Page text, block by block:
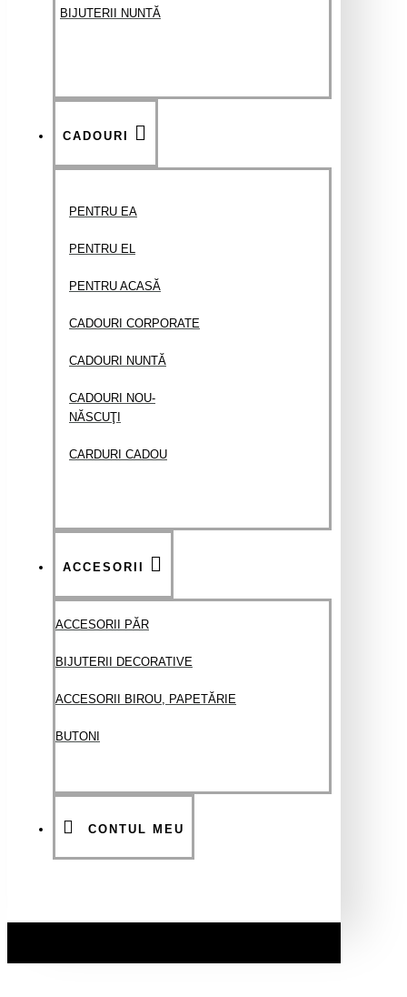
BIJUTERII NUNTĂ
CADOURI
PENTRU EA
PENTRU EL
PENTRU ACASĂ
​CADOURI CORPORATE
CADOURI NUNTĂ
CADOURI NOU-
NĂSCUŢI
CARDURI CADOU
ACCESORII
ACCESORII PĂR
BIJUTERII DECORATIVE
ACCESORII BIROU, PAPETĂRIE
BUTONI
CONTUL MEU